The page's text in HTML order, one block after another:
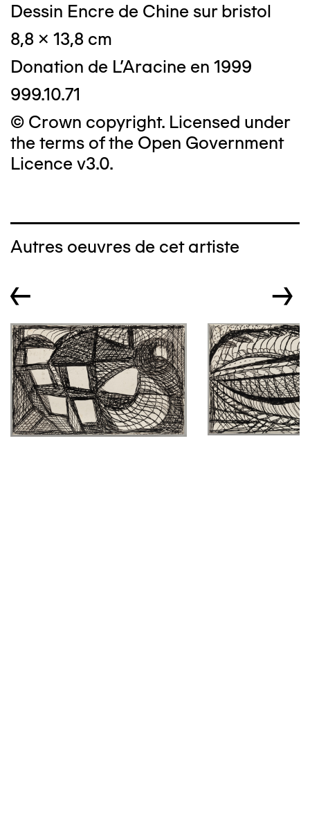
Dessin Encre de Chine sur bristol
8,8 x 13,8 cm
Donation de L'Aracine en 1999
999.10.71
© Crown copyright. Licensed under
the terms of the Open Government
Licence v3.0.
Autres oeuvres de cet artiste
← →